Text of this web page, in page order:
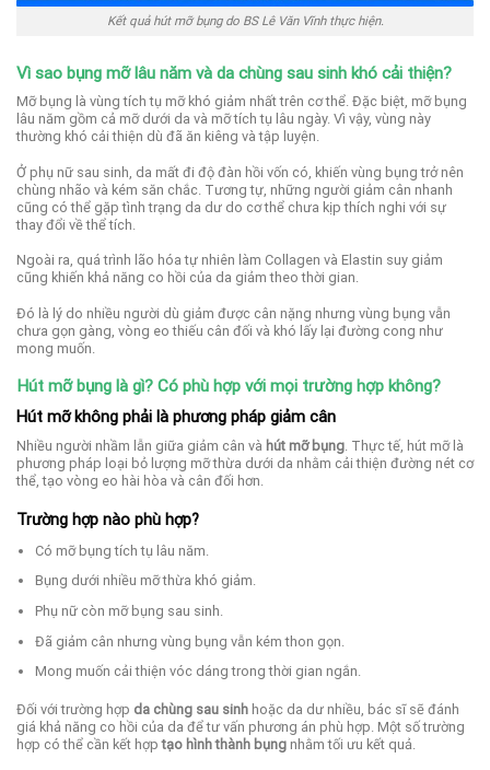
Kết quả hút mỡ bụng do BS Lê Văn Vĩnh thực hiện.
Vì sao bụng mỡ lâu năm và da chùng sau sinh khó cải thiện?
Mỡ bụng là vùng tích tụ mỡ khó giảm nhất trên cơ thể. Đặc biệt, mỡ bụng
lâu năm gồm cả mỡ dưới da và mỡ tích tụ lâu ngày. Vì vậy, vùng này
thường khó cải thiện dù đã ăn kiêng và tập luyện.
Ở phụ nữ sau sinh, da mất đi độ đàn hồi vốn có, khiến vùng bụng trở nên
chùng nhão và kém săn chắc. Tương tự, những người giảm cân nhanh
cũng có thể gặp tình trạng da dư do cơ thể chưa kịp thích nghi với sự
thay đổi về thể tích.
Ngoài ra, quá trình lão hóa tự nhiên làm Collagen và Elastin suy giảm
cũng khiến khả năng co hồi của da giảm theo thời gian.
Đó là lý do nhiều người dù giảm được cân nặng nhưng vùng bụng vẫn
chưa gọn gàng, vòng eo thiếu cân đối và khó lấy lại đường cong như
mong muốn.
Hút mỡ bụng là gì? Có phù hợp với mọi trường hợp không?
Hút mỡ không phải là phương pháp giảm cân
Nhiều người nhầm lẫn giữa giảm cân và hút mỡ bụng . Thực tế, hút mỡ là
phương pháp loại bỏ lượng mỡ thừa dưới da nhằm cải thiện đường nét cơ
thể, tạo vòng eo hài hòa và cân đối hơn.
Trường hợp nào phù hợp?
Có mỡ bụng tích tụ lâu năm.
Bụng dưới nhiều mỡ thừa khó giảm.
Phụ nữ còn mỡ bụng sau sinh.
Đã giảm cân nhưng vùng bụng vẫn kém thon gọn.
Mong muốn cải thiện vóc dáng trong thời gian ngắn.
Đối với trường hợp da chùng sau sinh hoặc da dư nhiều, bác sĩ sẽ đánh
giá khả năng co hồi của da để tư vấn phương án phù hợp. Một số trường
hợp có thể cần kết hợptạo hình thành bụng nhằm tối ưu kết quả.